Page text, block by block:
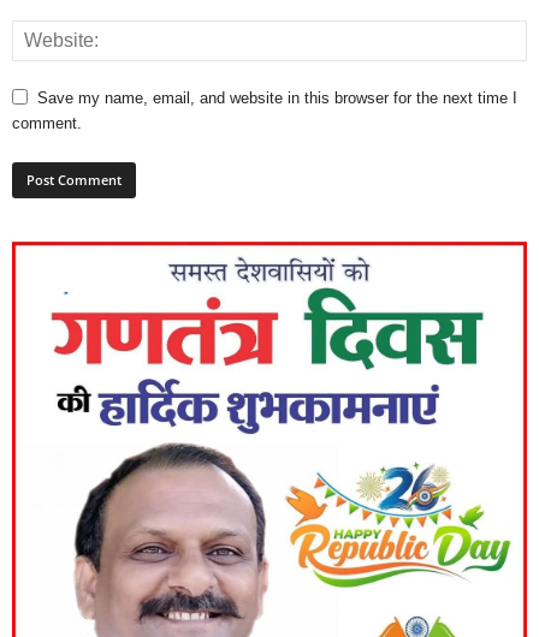
Save my name, email, and website in this browser for the next time I
comment.